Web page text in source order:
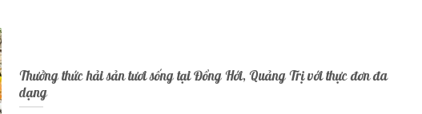
Thưởng thức hải sản tươi sống tại Đồng Hới, Quảng Trị với thực đơn đa
dạng